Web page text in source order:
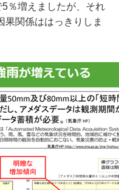
％増えましたが、それ
果関係ははっきりしま